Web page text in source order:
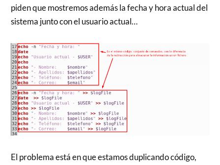
piden que mostremos además la fecha y hora actual del
sistema junto con el usuario actual…
El problema está en que estamos duplicando código,